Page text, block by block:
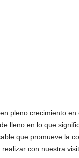
pleno crecimiento
lleno en lo que
que promueve la
con nuestra